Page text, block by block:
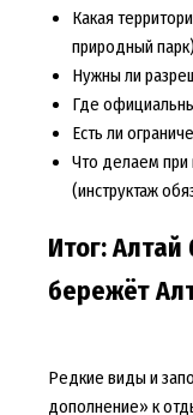
Какая
природный
Нужны ли
Где
Есть ли
Что делаем
(инструктаж
Итог: Алтай
бережёт
Редкие виды и
дополнение» к